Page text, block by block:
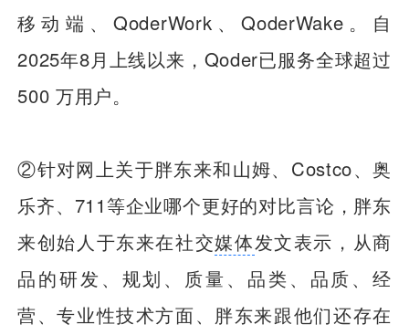
移动端、QoderWork、QoderWake。自
2025年8月上线以来，Qoder已服务全球超过
500 万用户。
②针对网上关于胖东来和山姆、Costco、奥
乐齐、711等企业哪个更好的对比言论，胖东
来创始人于东来在社交媒体发文表示，从商
品的研发、规划、质量、品类、品质、经
营、专业性技术方面、胖东来跟他们还存在